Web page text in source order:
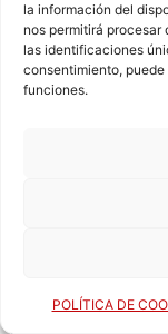
la información del
nos permitirá
las identificaciones
consentimiento,
funciones.
POLÍTICA DE
TEMPORADA
TEMPORADA